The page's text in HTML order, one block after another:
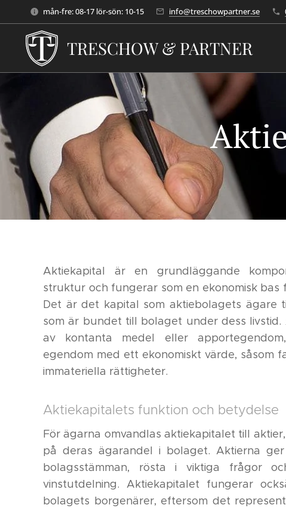
mån-fre: 08-17 lör-sön: 10-15 info@treschowpartner.se
TRESCHOW & PARTNER
Aktiekapital är en grundläggande
struktur och fungerar som en ekonomisk bas
Det är det kapital som aktiebolagets ägare
som är bundet till bolaget under dess
av kontanta medel eller
egendom med ett ekonomiskt värde, såsom
immateriella rättigheter.
Aktiekapitalets funktion och betydelse
För ägarna omvandlas aktiekapitalet till
på deras ägarandel i bolaget. Aktierna
bolagsstämman, rösta i viktiga frågor
vinstutdelning. Aktiekapitalet fungerar
bolagets borgenärer, eftersom det